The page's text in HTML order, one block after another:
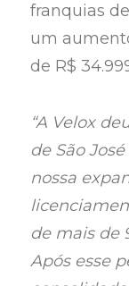
franquias
um
de R$
“A Velox
de São
nossa
de mais de
Após esse